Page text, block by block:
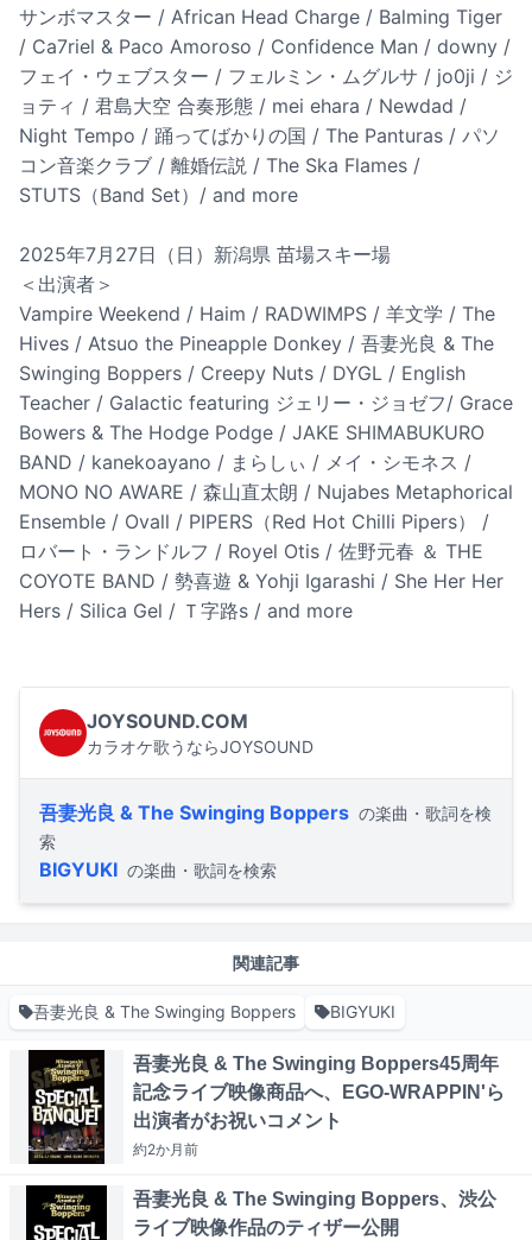
サンボマスター / African Head Charge / Balming Tiger
/ Ca7riel & Paco Amoroso / Confidence Man / downy /
フェイ・ウェブスター / フェルミン・ムグルサ / jo0ji / ジ
ョティ / 君島大空 合奏形態 / mei ehara / Newdad /
Night Tempo / 踊ってばかりの国 / The Panturas / パソ
コン音楽クラブ / 離婚伝説 / The Ska Flames /
STUTS（Band Set）/ and more
2025年7月27日（日）新潟県 苗場スキー場
＜出演者＞
Vampire Weekend / Haim / RADWIMPS / 羊文学 / The
Hives / Atsuo the Pineapple Donkey / 吾妻光良 & The
Swinging Boppers / Creepy Nuts / DYGL / English
Teacher / Galactic featuring ジェリー・ジョゼフ/ Grace
Bowers & The Hodge Podge / JAKE SHIMABUKURO
BAND / kanekoayano / まらしぃ / メイ・シモネス /
MONO NO AWARE / 森山直太朗 / Nujabes Metaphorical
Ensemble / Ovall / PIPERS（Red Hot Chilli Pipers） /
ロバート・ランドルフ / Royel Otis / 佐野元春 ＆ THE
COYOTE BAND / 勢喜遊 & Yohji Igarashi / She Her Her
Hers / Silica Gel / Ｔ字路s / and more
JOYSOUND.COM
カラオケ歌うならJOYSOUND
吾妻光良 & The Swinging Boppers の楽曲・歌詞を検
索
BIGYUKI の楽曲・歌詞を検索
関連記事
吾妻光良 & The Swinging Boppers BIGYUKI
吾妻光良 & The Swinging Boppers45周年
記念ライブ映像商品へ、EGO-WRAPPIN'ら
出演者がお祝いコメント
約2か月前
吾妻光良 & The Swinging Boppers、渋公
ライブ映像作品のティザー公開